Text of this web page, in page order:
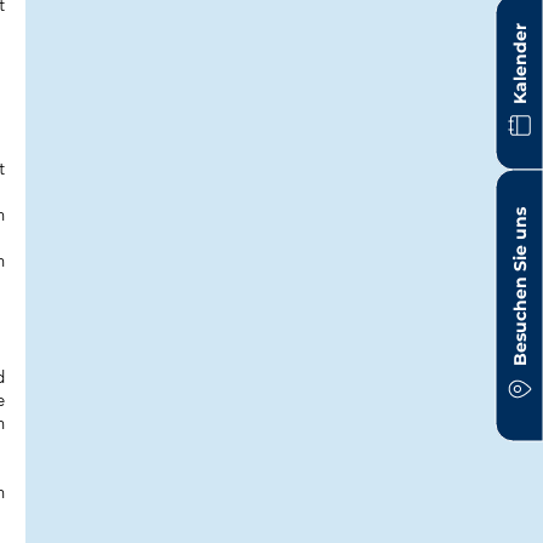
Kalender
Besuchen Sie uns